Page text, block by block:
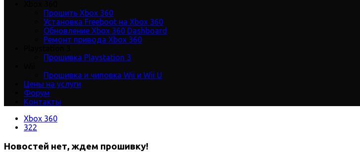
Прошить Xbox 360
Установка Freeboot на Xbox 360
Обновление Xbox 360 Dashboard
Ремонт привода Xbox 360
Прошивка Playstation 3
Прошивка и чиповка Wii и Wii U
Цены на услуги
Форум
Контакты
Xbox 360
322
Новостей нет, ждем прошивку!